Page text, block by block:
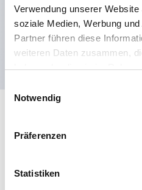
Verwendung unserer
soziale Medien, Werbung
Partner führen diese
weiteren Daten zusammen,
haben oder die sie im
Notwendig
Präferenzen
Statistiken
Normen. CCC-zertifiziert
Mit speziellem Zubehör
Silhouette umstellbar
Electrical